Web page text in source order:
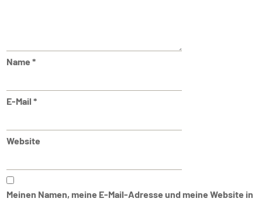
Name *
E-Mail *
Website
Meinen Namen, meine E-Mail-Adresse und meine Website in